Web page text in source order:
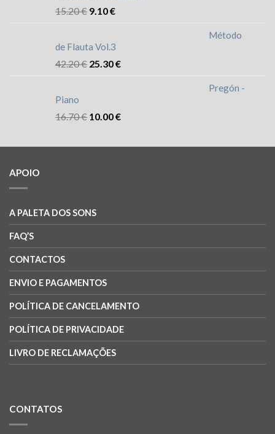
15.20€ 9.10€
Método
de Flauta Vol.3
42.20€ 25.30€
Pregón -
Piano
16.70€ 10.00€
APOIO
A PALETA DOS SONS
FAQ’S
CONTACTOS
ENVIO E PAGAMENTOS
POLÍTICA DE CANCELAMENTO
POLÍTICA DE PRIVACIDADE
LIVRO DE RECLAMAÇÕES
CONTATOS